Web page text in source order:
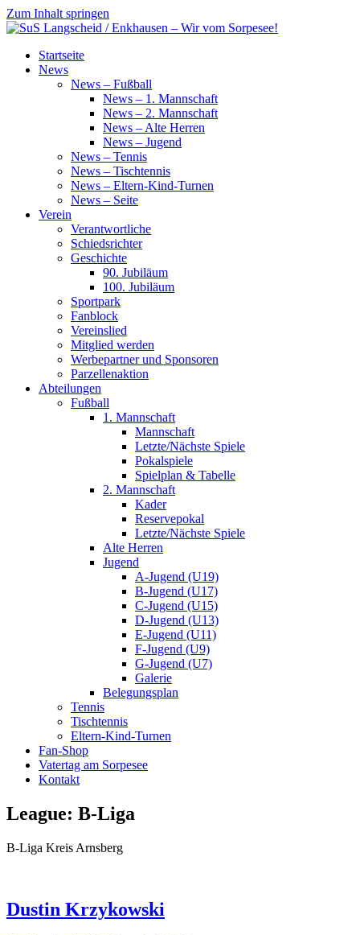
Zum Inhalt springen
SuS
Langscheid
Startseite
News
News – Fußball
News – 1. Mannschaft
News – 2. Mannschaft
News – Alte Herren
News – Jugend
News – Tennis
News – Tischtennis
News – Eltern-Kind-Turnen
News – Seite
Verein
Verantwortliche
Schiedsrichter
Geschichte
90. Jubiläum
100. Jubiläum
Sportpark
Fanblock
Vereinslied
Mitglied werden
Werbepartner und Sponsoren
Parzellenaktion
Abteilungen
Fußball
1. Mannschaft
Mannschaft
Letzte/Nächste Spiele
Pokalspiele
Spielplan & Tabelle
2. Mannschaft
Kader
Reservepokal
Letzte/Nächste Spiele
Alte Herren
Jugend
A-Jugend (U19)
B-Jugend (U17)
C-Jugend (U15)
D-Jugend (U13)
E-Jugend (U11)
F-Jugend (U9)
G-Jugend (U7)
Galerie
Belegungsplan
Tennis
Tischtennis
Eltern-Kind-Turnen
Fan-Shop
Vatertag am Sorpesee
Kontakt
League: B-Liga
B-Liga Kreis Arnsberg
Dustin Krzykowski